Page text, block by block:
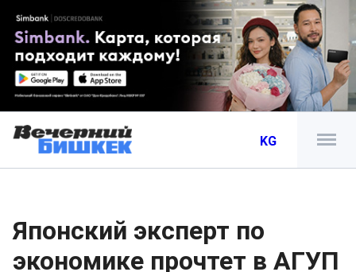
KG
Японский эксперт по
экономике прочтет в АГУП